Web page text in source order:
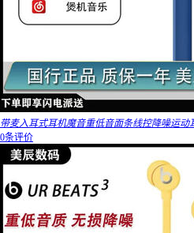
带麦入耳式耳机魔音重低音面条线控降噪运动
0条评价